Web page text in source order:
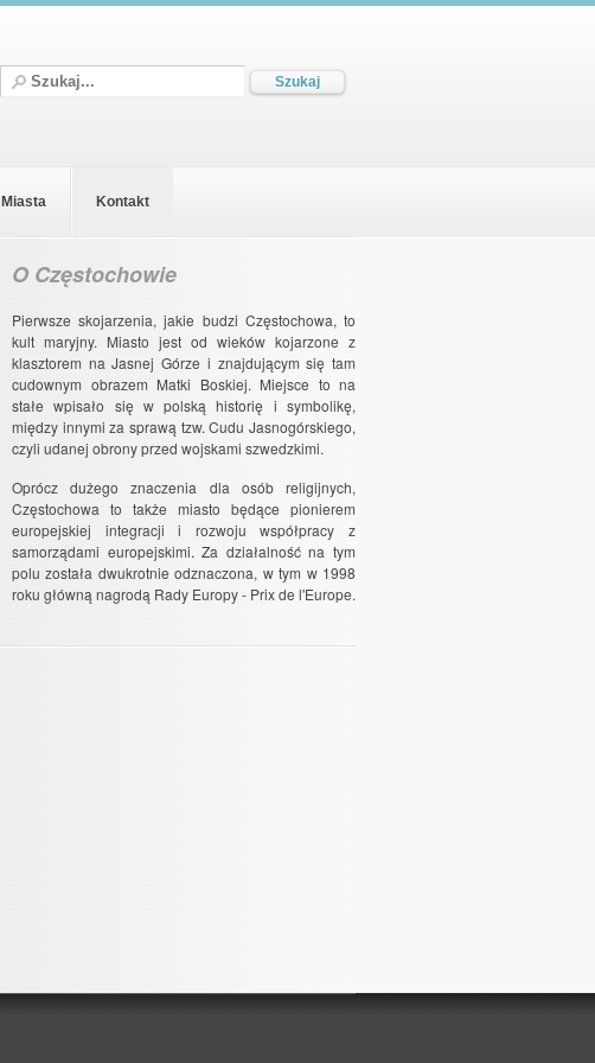
Miasta Kontakt
O Częstochowie
Pierwsze skojarzenia, jakie budzi Częstochowa, to
kult maryjny. Miasto jest od wieków kojarzone z
klasztorem na Jasnej Górze i znajdującym się tam
cudownym obrazem Matki Boskiej. Miejsce to na
stałe wpisało się w polską historię i symbolikę,
między innymi za sprawą tzw. Cudu Jasnogórskiego,
czyli udanej obrony przed wojskami szwedzkimi.
Oprócz dużego znaczenia dla osób religijnych,
Częstochowa to także miasto będące pionierem
europejskiej integracji i rozwoju współpracy z
samorządami europejskimi. Za działalność na tym
polu została dwukrotnie odznaczona, w tym w 1998
roku główną nagrodą Rady Europy - Prix de l'Europe.